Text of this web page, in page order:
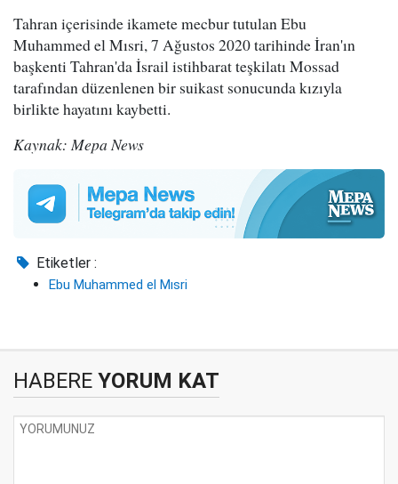
Tahran içerisinde ikamete mecbur tutulan Ebu
Muhammed el Mısri, 7 Ağustos 2020 tarihinde İran'ın
başkenti Tahran'da İsrail istihbarat teşkilatı Mossad
tarafından düzenlenen bir suikast sonucunda kızıyla
birlikte hayatını kaybetti.
Kaynak: Mepa News
Etiketler :
Ebu Muhammed el Mısri
HABERE YORUM KAT